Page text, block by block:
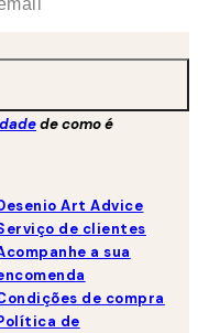
de como é
Art Advice
de clientes
a sua
de compra
de